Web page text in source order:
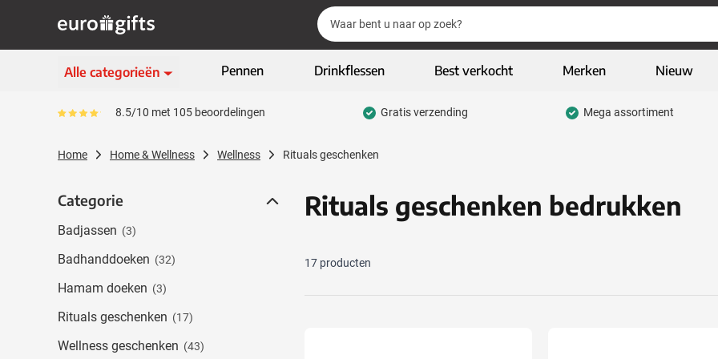
Zoek
Zoek
Alle categorieën
Schrijfwaren
Toon submenu voor Kleding & textiel categorie
ECO geschenken
Toon submenu voor ECO geschenken categorie
High-tech & multimedia
Zakelijk & Kantoor
Outdoor & vrije tijd
Pennen Drinkflessen Best verkocht Merken Nieuw
Gemiddeld reviewpercentage is 85
8.5/10 met 105 beoordelingen Gratis verzending Mega assortiment
Home Home & Wellness Wellness Rituals geschenken
Categorie
Categorie
Badjassen (3)
Badhanddoeken (32)
Hamam doeken (3)
Rituals geschenken (17)
Wellness geschenken (43)
Rituals geschenken bedrukken
17 producten